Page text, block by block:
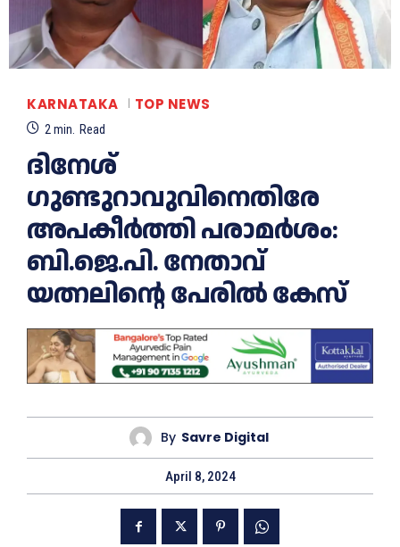
KARNATAKA TOP NEWS
2 min. Read
ദിനേശ്
ഗുണ്ടുറാവുവിനെതിരേ
അപകീർത്തി പരാമർശം:
ബി.ജെ.പി. നേതാവ്
യത്നലിന്റെ പേരിൽ കേസ്
By Savre Digital
April 8, 2024